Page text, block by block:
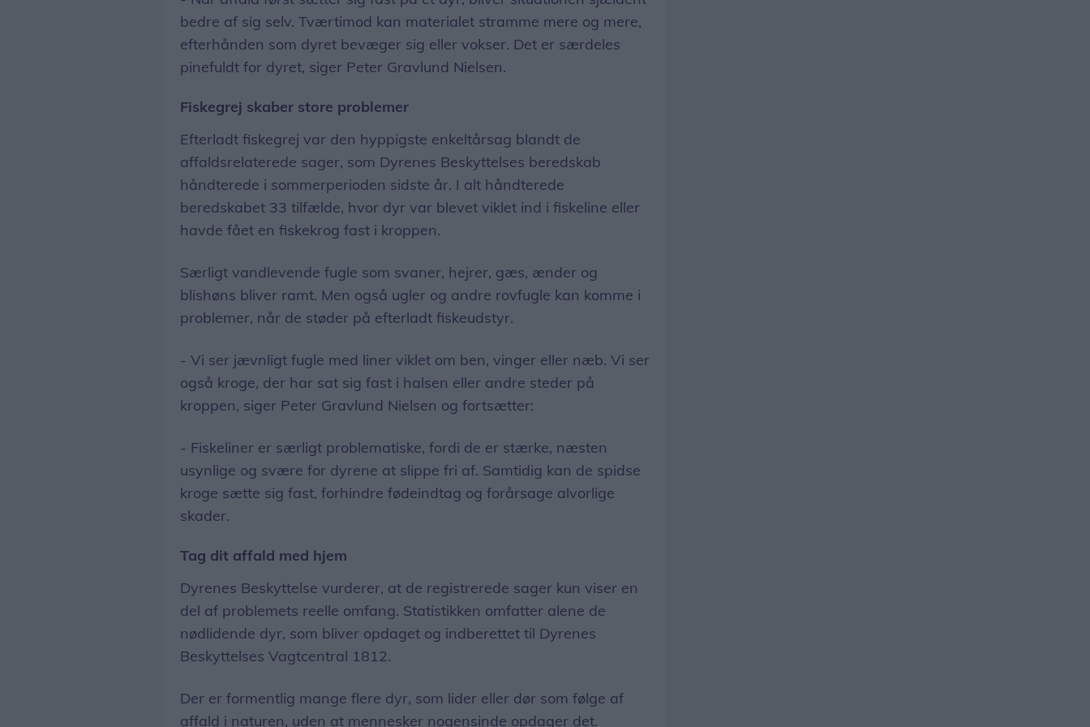
bedre af sig selv. Tværtimod kan materialet stramme mere og mere,
efterhånden som dyret bevæger sig eller vokser. Det er særdeles
pinefuldt for dyret, siger Peter Gravlund Nielsen.
Fiskegrej skaber store problemer
Efterladt fiskegrej var den hyppigste enkeltårsag blandt de
affaldsrelaterede sager, som Dyrenes Beskyttelses beredskab
håndterede i sommerperioden sidste år. I alt håndterede
beredskabet 33 tilfælde, hvor dyr var blevet viklet ind i fiskeline eller
havde fået en fiskekrog fast i kroppen.
Særligt vandlevende fugle som svaner, hejrer, gæs, ænder og
blishøns bliver ramt. Men også ugler og andre rovfugle kan komme i
problemer, når de støder på efterladt fiskeudstyr.
- Vi ser jævnligt fugle med liner viklet om ben, vinger eller næb. Vi ser
også kroge, der har sat sig fast i halsen eller andre steder på
kroppen, siger Peter Gravlund Nielsen og fortsætter:
- Fiskeliner er særligt problematiske, fordi de er stærke, næsten
usynlige og svære for dyrene at slippe fri af. Samtidig kan de spidse
kroge sætte sig fast, forhindre fødeindtag og forårsage alvorlige
skader.
Tag dit affald med hjem
Dyrenes Beskyttelse vurderer, at de registrerede sager kun viser en
del af problemets reelle omfang. Statistikken omfatter alene de
nødlidende dyr, som bliver opdaget og indberettet til Dyrenes
Beskyttelses Vagtcentral 1812.
Der er formentlig mange flere dyr, som lider eller dør som følge af
affald i naturen, uden at mennesker nogensinde opdager det.